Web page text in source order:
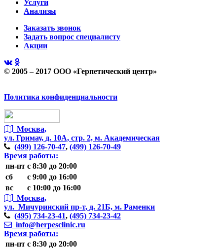
Услуги
Анализы
Заказать звонок
Задать вопрос специалисту
Акции
© 2005 – 2017 ООО «Герпетический центр»
Политика конфиденциальности
Москва,
ул. Гримау, д. 10А, стр. 2, м. Академическая
(499) 126-70-47, (499) 126-70-49
Время работы:
пн-пт с 8:30 до 20:00
сб
с 9:00 до 16:00
вс
с 10:00 до 16:00
Москва,
ул. Мичуринский пр-т, д. 21Б, м. Раменки
(495) 734-23-41, (495) 734-23-42
info@herpesclinic.ru
Время работы:
пн-пт с 8:30 до 20:00